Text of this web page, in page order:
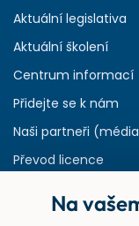
Aktuální legislativa
Aktuální školení
Centrum informací
Přidejte se k nám
Naši partneři
Převod licence
RejstříkNa